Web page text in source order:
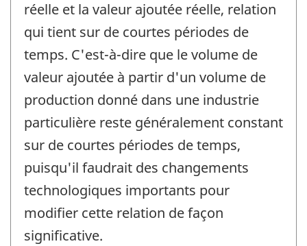
réelle et la valeur ajoutée réelle, relation
qui tient sur de courtes périodes de
temps. C'est-à-dire que le volume de
valeur ajoutée à partir d'un volume de
production donné dans une industrie
particulière reste généralement constant
sur de courtes périodes de temps,
puisqu'il faudrait des changements
technologiques importants pour
modifier cette relation de façon
significative.